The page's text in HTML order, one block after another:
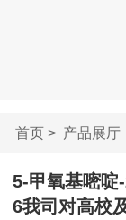
首页> 产品展厅
CAS号...
5-甲氧基嘧啶
6我司对高校